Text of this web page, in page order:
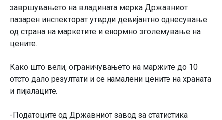
завршувањето на владината мерка Државниот
пазарен инспекторат утврди девијантно однесување
од страна на маркетите и енормно зголемување на
цените.
Како што вели, ограничувањето на маржите до 10
отсто дало резултати и се намалени цените на храната
и пијалаците.
-Податоците од Државниот завод за статистика